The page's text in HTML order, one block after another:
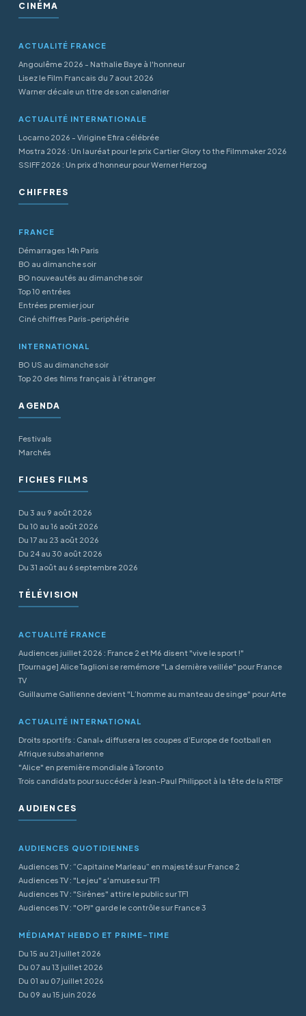
CINÉMA
ACTUALITÉ FRANCE
Angoulême 2026 - Nathalie Baye à l'honneur
Lisez le Film Francais du 7 aout 2026
Warner décale un titre de son calendrier
ACTUALITÉ INTERNATIONALE
Locarno 2026 - Virigine Efira célébrée
Mostra 2026 : Un lauréat pour le prix Cartier Glory to the Filmmaker 2026
SSIFF 2026 : Un prix d’honneur pour Werner Herzog
CHIFFRES
FRANCE
Démarrages 14h Paris
BO au dimanche soir
BO nouveautés au dimanche soir
Top 10 entrées
Entrées premier jour
Ciné chiffres Paris-periphérie
INTERNATIONAL
BO US au dimanche soir
Top 20 des films français à l’étranger
AGENDA
Festivals
Marchés
FICHES FILMS
Du 3 au 9 août 2026
Du 10 au 16 août 2026
Du 17 au 23 août 2026
Du 24 au 30 août 2026
Du 31 août au 6 septembre 2026
TÉLÉVISION
ACTUALITÉ FRANCE
Audiences juillet 2026 : France 2 et M6 disent "vive le sport !"
[Tournage] Alice Taglioni se remémore "La dernière veillée" pour France
TV
Guillaume Gallienne devient "L’homme au manteau de singe" pour Arte
ACTUALITÉ INTERNATIONAL
Droits sportifs : Canal+ diffusera les coupes d’Europe de football en
Afrique subsaharienne
"Alice" en première mondiale à Toronto
Trois candidats pour succéder à Jean-Paul Philippot à la tête de la RTBF
AUDIENCES
AUDIENCES QUOTIDIENNES
Audiences TV : “Capitaine Marleau” en majesté sur France 2
Audiences TV : "Le jeu" s'amuse sur TF1
Audiences TV : "Sirènes" attire le public sur TF1
Audiences TV : "OPJ" garde le contrôle sur France 3
MÉDIAMAT HEBDO ET PRIME-TIME
Du 15 au 21 juillet 2026
Du 07 au 13 juillet 2026
Du 01 au 07 juillet 2026
Du 09 au 15 juin 2026